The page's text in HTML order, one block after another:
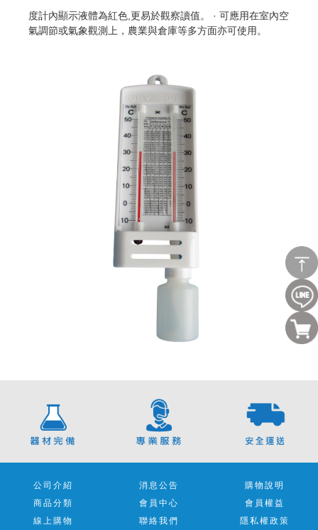
度計內顯示液體為紅色,更易於觀察讀值。 · 可應用在室內空
氣調節或氣象觀測上，農業與倉庫等多方面亦可使用。
公司介紹 消息公告
購物說明
商品分類
會員中心
會員權益
線上購物
聯絡我們 隱私權政策